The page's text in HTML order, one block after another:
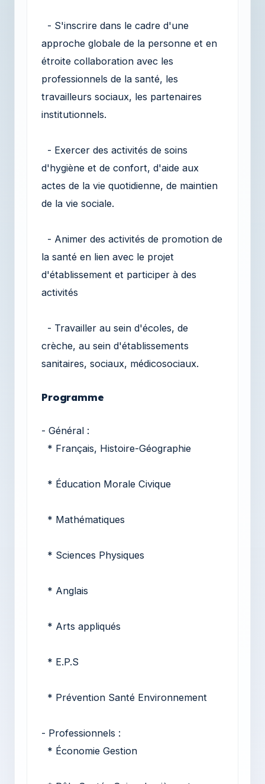
- S'inscrire dans le cadre d'une
approche globale de la personne et en
étroite collaboration avec les
professionnels de la santé, les
travailleurs sociaux, les partenaires
institutionnels.
- Exercer des activités de soins
d'hygiène et de confort, d'aide aux
actes de la vie quotidienne, de maintien
de la vie sociale.
- Animer des activités de promotion de
la santé en lien avec le projet
d'établissement et participer à des
activités
- Travailler au sein d'écoles, de
crèche, au sein d'établissements
sanitaires, sociaux, médicosociaux.
Programme
- Général :
* Français, Histoire-Géographie
* Éducation Morale Civique
* Mathématiques
* Sciences Physiques
* Anglais
* Arts appliqués
* E.P.S
* Prévention Santé Environnement
- Professionnels :
* Économie Gestion